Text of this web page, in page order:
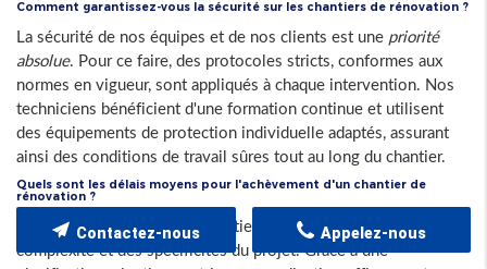
Comment garantissez-vous la sécurité sur les chantiers de rénovation ?
La sécurité de nos équipes et de nos clients est une priorité
absolue. Pour ce faire, des protocoles stricts, conformes aux
normes en vigueur, sont appliqués à chaque intervention. Nos
techniciens bénéficient d'une formation continue et utilisent
des équipements de protection individuelle adaptés, assurant
ainsi des conditions de travail sûres tout au long du chantier.
Quels sont les délais moyens pour l'achèvement d'un chantier de
rénovation ?
La durée d'exécution d'un chantier varie en fonction de la
complexité et des spécificités du projet. Grâce à une
Appelez-nous
Contactez-nous